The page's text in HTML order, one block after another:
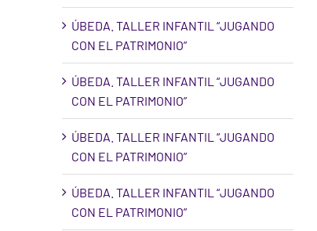
ÚBEDA. TALLER INFANTIL “JUGANDO
CON EL PATRIMONIO”
ÚBEDA. TALLER INFANTIL “JUGANDO
CON EL PATRIMONIO”
ÚBEDA. TALLER INFANTIL “JUGANDO
CON EL PATRIMONIO”
ÚBEDA. TALLER INFANTIL “JUGANDO
CON EL PATRIMONIO”